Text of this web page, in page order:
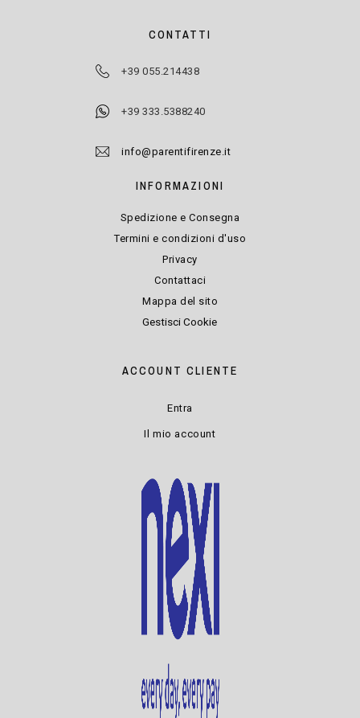
CONTATTI
+39 055.214438
+39 333.5388240
info@parentifirenze.it
INFORMAZIONI
Spedizione e Consegna
Termini e condizioni d'uso
Privacy
Contattaci
Mappa del sito
Gestisci Cookie
ACCOUNT CLIENTE
Entra
Il mio account